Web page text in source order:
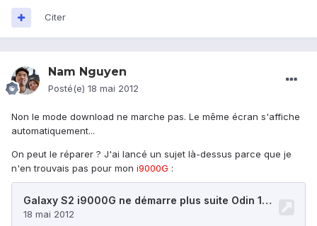
Citer
Nam Nguyen
Posté(e) 18 mai 2012
Non le mode download ne marche pas. Le même écran s'affiche
automatiquement...
On peut le réparer ? J'ai lancé un sujet là-dessus parce que je
n'en trouvais pas pour mon i9000G :